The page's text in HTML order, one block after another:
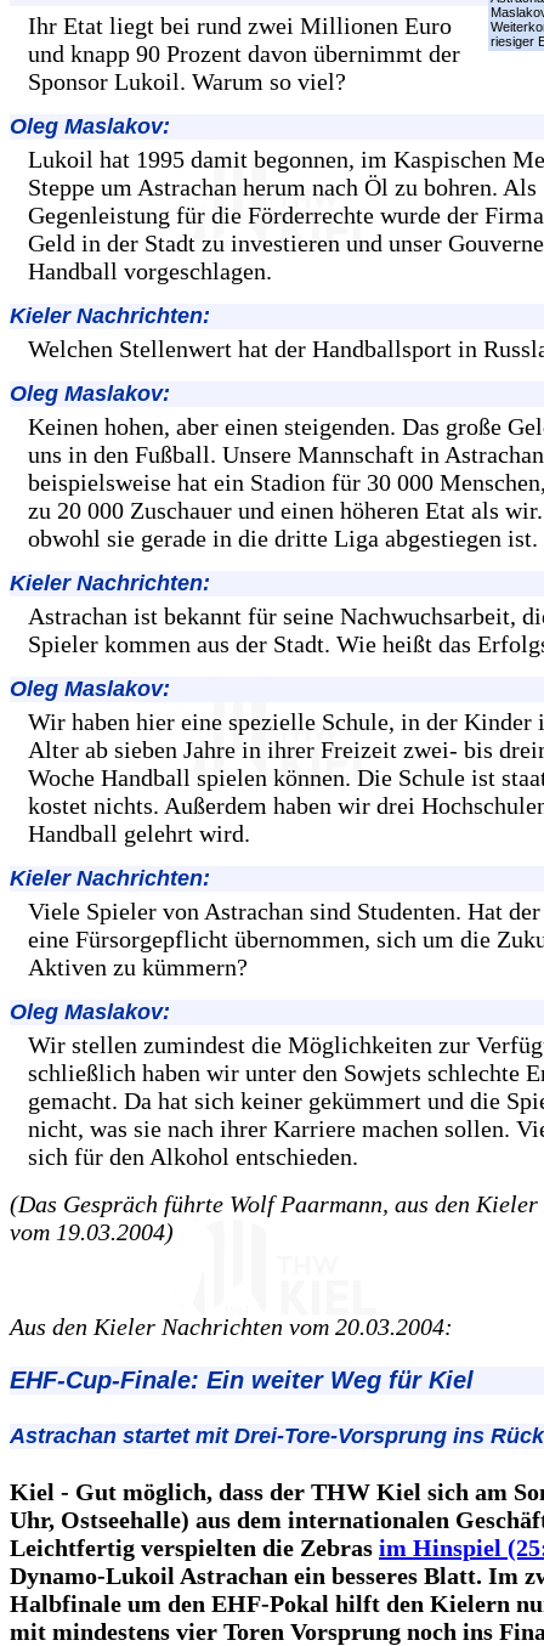
riesiger
Ihr Etat liegt bei rund zwei Millionen Euro
und knapp 90 Prozent davon übernimmt der
Sponsor Lukoil. Warum so viel?
Oleg Maslakov:
Lukoil hat 1995 damit begonnen, im Kaspischen
Steppe um Astrachan herum nach Öl zu bohren. Als
Gegenleistung für die Förderrechte wurde der
Geld in der Stadt zu investieren und unser
Handball vorgeschlagen.
Kieler Nachrichten:
Welchen Stellenwert hat der Handballsport in
Oleg Maslakov:
Keinen hohen, aber einen steigenden. Das große
uns in den Fußball. Unsere Mannschaft in Astrachan
beispielsweise hat ein Stadion für 30 000
zu 20 000 Zuschauer und einen höheren Etat als
obwohl sie gerade in die dritte Liga abgestiegen ist.
Kieler Nachrichten:
Astrachan ist bekannt für seine Nachwuchsarbeit,
Spieler kommen aus der Stadt. Wie heißt das
Oleg Maslakov:
Wir haben hier eine spezielle Schule, in der Kinder
Alter ab sieben Jahre in ihrer Freizeit zwei- bis
Woche Handball spielen können. Die Schule ist
kostet nichts. Außerdem haben wir drei
Handball gelehrt wird.
Kieler Nachrichten:
Viele Spieler von Astrachan sind Studenten. Hat
eine Fürsorgepflicht übernommen, sich um die
Aktiven zu kümmern?
Oleg Maslakov:
Wir stellen zumindest die Möglichkeiten zur
schließlich haben wir unter den Sowjets schlechte
gemacht. Da hat sich keiner gekümmert und die
nicht, was sie nach ihrer Karriere machen sollen.
sich für den Alkohol entschieden.
(Das Gespräch führte Wolf Paarmann, aus den
vom 19.03.2004)
Aus den Kieler Nachrichten vom 20.03.2004:
EHF-Cup-Finale: Ein weiter Weg für Kiel
Astrachan startet mit Drei-Tore-Vorsprung ins
Kiel - Gut möglich, dass der THW Kiel sich am
Uhr, Ostseehalle) aus dem internationalen
Leichtfertig verspielten die Zebras im Hinspiel
Dynamo-Lukoil Astrachan ein besseres Blatt. Im
Halbfinale um den EHF-Pokal hilft den Kielern
mit mindestens vier Toren Vorsprung noch ins